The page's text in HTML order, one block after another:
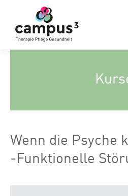
Wenn die Psyche
-Funktionelle